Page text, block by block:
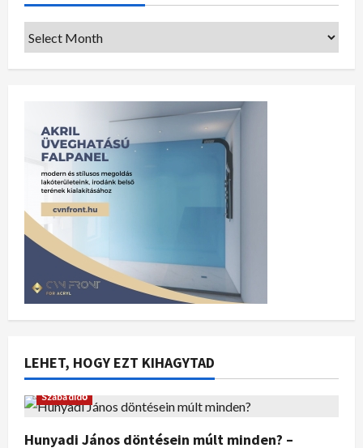
LEHET, HOGY EZT KIHAGYTAD
Szabadidő
Hunyadi János döntésein múlt minden? –